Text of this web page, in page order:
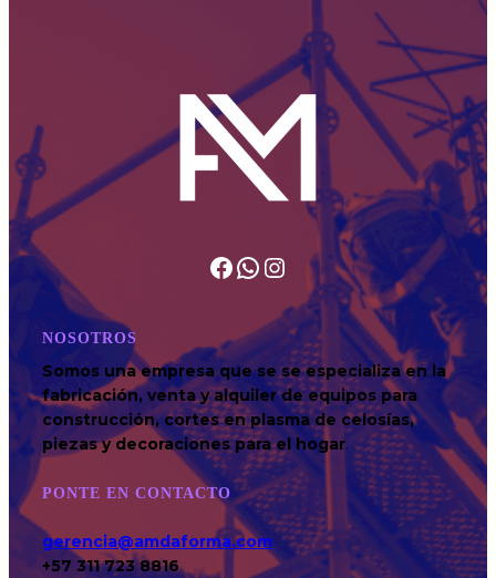
NOSOTROS
Somos una empresa que se se especializa en la
fabricación, venta y alquiler de equipos para
construcción, cortes en plasma de celosías,
piezas y decoraciones para el hogar.
PONTE EN CONTACTO
gerencia@amdaforma.com
+57 311 723 8816